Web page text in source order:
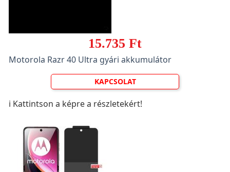
15.735 Ft
Motorola Razr 40 Ultra gyári akkumulátor
KAPCSOLAT
ℹ️ Kattintson a képre a részletekért!